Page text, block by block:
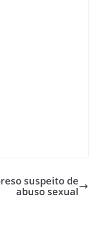
suspeito de
abuso sexual